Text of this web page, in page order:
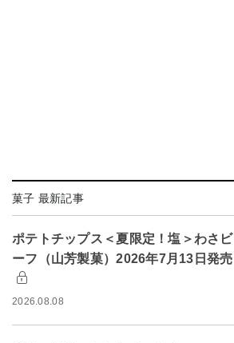
菓子 最新記事
ポテトチップス＜夏限定！塩＞わさビ
ーフ（山芳製菓）2026年7月13日発売
2026.08.08